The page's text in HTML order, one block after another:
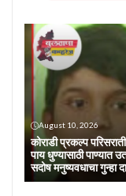
August 10, 2026
कोराडी प्रकल्प
पाय धुण्यासाठी
सदोष मनुष्यवधाचा गुन्हा